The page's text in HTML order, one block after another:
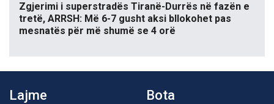
Zgjerimi i superstradës Tiranë-Durrës në fazën e
tretë, ARRSH: Më 6-7 gusht aksi bllokohet pas
mesnatës për më shumë se 4 orë
Lajme Bota